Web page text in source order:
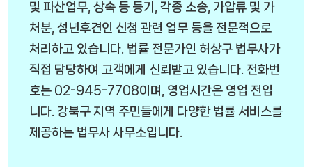
및 파산업무, 상속 등 등기, 각종 소송, 가압류 및 가
처분, 성년후견인 신청 관련 업무 등을 전문적으로
처리하고 있습니다. 법률 전문가인 허상구 법무사가
직접 담당하여 고객에게 신뢰받고 있습니다. 전화번
호는 02-945-7708이며, 영업시간은 영업 전입
니다. 강북구 지역 주민들에게 다양한 법률 서비스를
제공하는 법무사 사무소입니다.